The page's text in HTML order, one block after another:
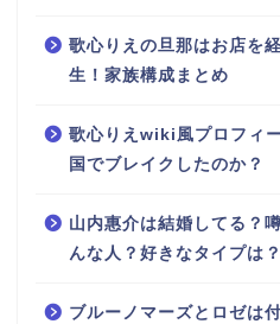
歌心りえの旦那はお店を
生！家族構成まとめ
歌心りえwiki風プロフィ
国でブレイクしたのか？
山内惠介は結婚してる？
んな人？好きなタイプは？
ブルーノマーズとロゼは